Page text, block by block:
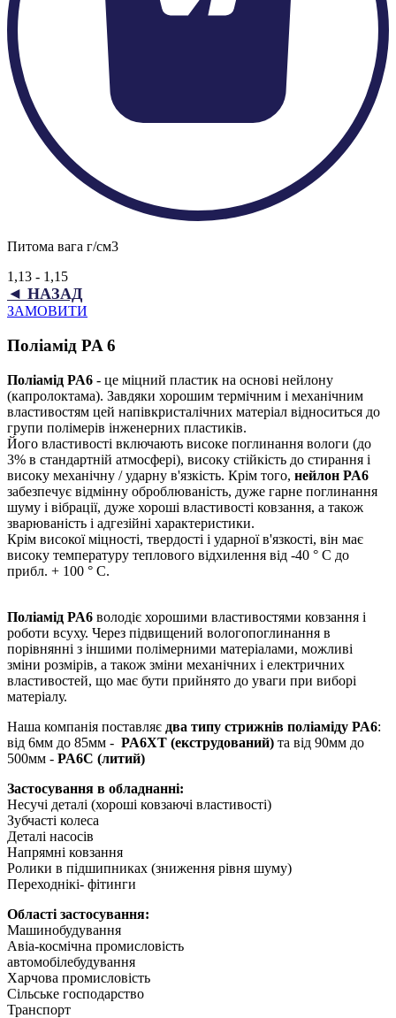
Питома вага г/см3
1,13 - 1,15
◄ НАЗАД
ЗАМОВИТИ
Поліамід PA 6
Поліамід PA6 - це міцний пластик на основі нейлону
(капролоктама). Завдяки хорошим термічним і механічним
властивостям цей напівкристалічних матеріал відноситься до
групи полімерів інженерних пластиків.
Його властивості включають високе поглинання вологи (до
3% в стандартній атмосфері), високу стійкість до стирання і
високу механічну / ударну в'язкість. Крім того, нейлон PA6
забезпечує відмінну оброблюваність, дуже гарне поглинання
шуму і вібрації, дуже хороші властивості ковзання, а також
зварюваність і адгезійні характеристики.
Крім високої міцності, твердості і ударної в'язкості, він має
високу температуру теплового відхилення від -40 ° C до
прибл. + 100 ° С.
Поліамід PA6 володіє хорошими властивостями ковзання і
роботи всуху. Через підвищений вологопоглинання в
порівнянні з іншими полімерними матеріалами, можливі
зміни розмірів, а також зміни механічних і електричних
властивостей, що має бути прийнято до уваги при виборі
матеріалу.
Наша компанія поставляє два типу стрижнів поліаміду PA6:
від 6мм до 85мм - PA6XT (екструдований) та від 90мм до
500мм - PA6C (литий)
Застосування в обладнанні:
Несучі деталі (хороші ковзаючі властивості)
Зубчасті колеса
Деталі насосів
Напрямні ковзання
Ролики в підшипниках (зниження рівня шуму)
Переходнікі- фітинги
Області застосування:
Машинобудування
Авіа-космічна промисловість
автомобілебудування
Харчова промисловість
Сільське господарство
Транспорт